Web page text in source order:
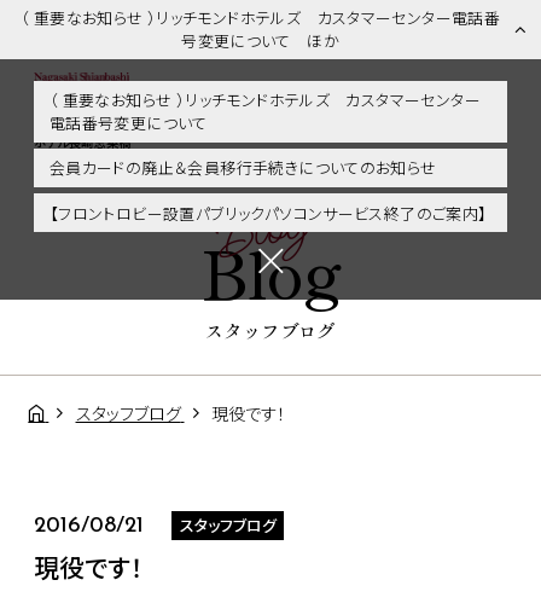
（ 重要なお知らせ ）リッチモンドホテルズ カスタマーセンター電話番
号変更について ほか
（ 重要なお知らせ ）リッチモンドホテルズ カスタマーセンター
電話番号変更について
会員カードの廃止＆会員移行手続きについてのお知らせ
【フロントロビー設置パブリックパソコンサービス終了のご案内】
スタッフブログ | 長崎市内・観光・グルメに好アクセス！リッチモンド
ホテル長崎思案橋
Blog
Blog
スタッフブログ
スタッフブログ 現役です！
2016/08/21 スタッフブログ
現役です！